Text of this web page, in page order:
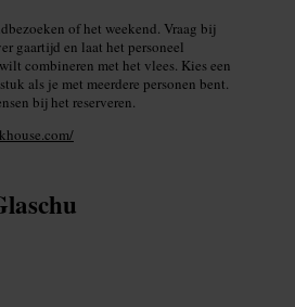
of het weekend. Vraag bij
gaartijd en laat het personeel
combineren met het vlees. Kies een
als je met meerdere personen bent.
bij het reserveren.